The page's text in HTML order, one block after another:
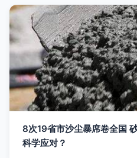
8次19省市沙尘暴席卷全国
科学应对？